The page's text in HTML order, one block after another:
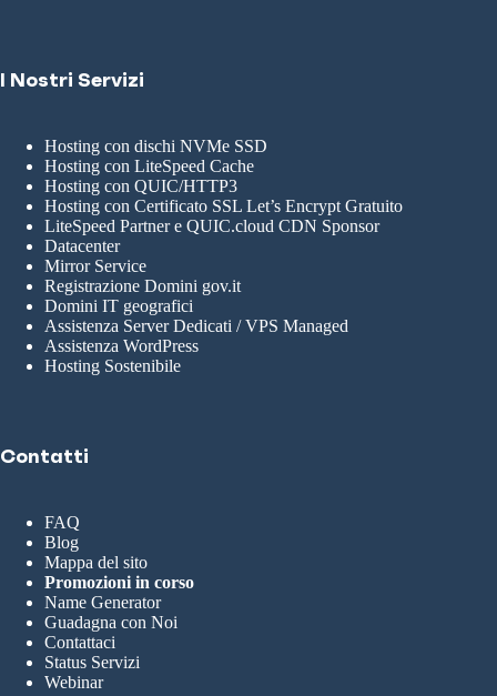
I Nostri Servizi
Hosting con dischi NVMe SSD
Hosting con LiteSpeed Cache
Hosting con QUIC/HTTP3
Hosting con Certificato SSL Let’s Encrypt Gratuito
LiteSpeed Partner e QUIC.cloud CDN Sponsor
Datacenter
Mirror Service
Registrazione Domini gov.it
Domini IT geografici
Assistenza Server Dedicati / VPS Managed
Assistenza WordPress
Hosting Sostenibile
Contatti
FAQ
Blog
Mappa del sito
Promozioni in corso
Name Generator
Guadagna con Noi
Contattaci
Status Servizi
Webinar